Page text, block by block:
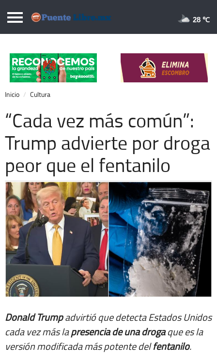
Puentelibre.mx
Local
Nacional
Opinión
Cronos
Economía
Deportes
Extra +
28 ℃
Inicio Cultura
“Cada vez más común”:
Trump advierte por droga
peor que el fentanilo
Donald Trumpadvirtió que detecta Estados Unidos
cada vez más lapresencia de una drogaque es la
versión modificada más potente delfentanilo.